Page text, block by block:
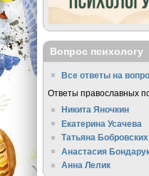
Вопрос психологу
Все ответы на
Ответы православных
Никита Яночкин
Екатерина Усачева
Татьяна Бобровских
Анастасия
Анна Лелик